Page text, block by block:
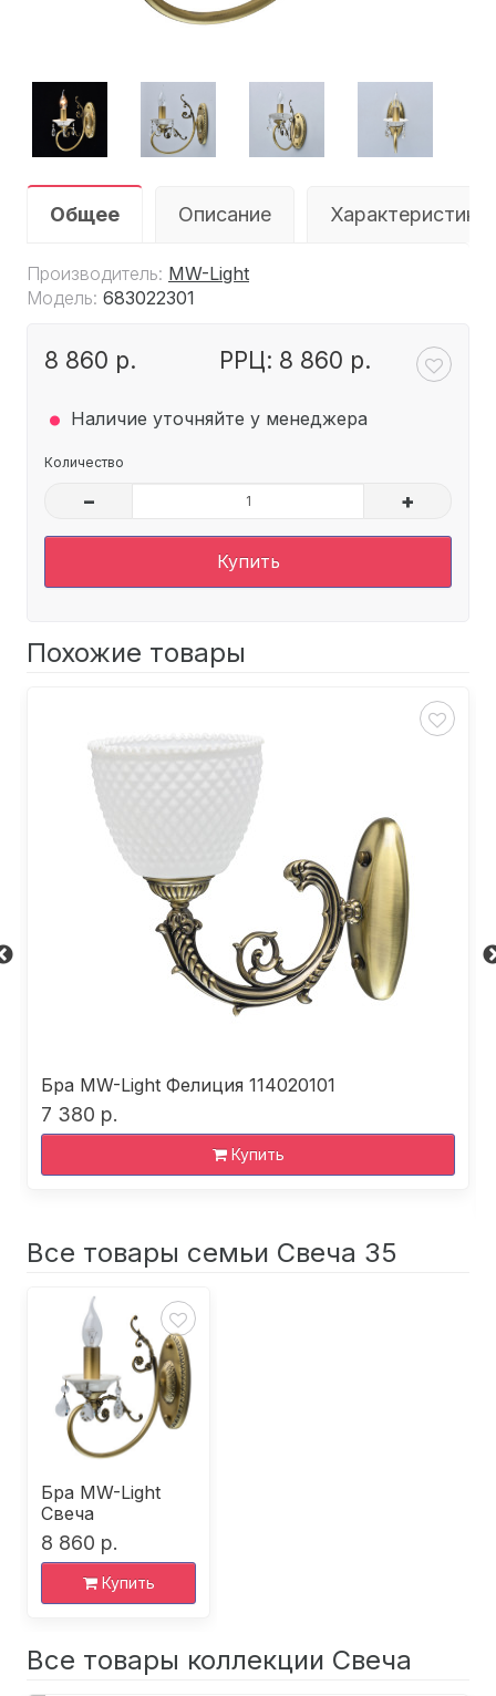
Общее Описание Характеристики
Производитель: MW-Light
Модель: 683022301
8 860 р. РРЦ: 8 860 р.
. Наличие уточняйте у менеджера
Количество
– +
Купить
Похожие товары
Бра MW-Light Фелиция 114020101
7 380 р.
Купить
Все товары семьи Свеча 35
Бра MW-Light
Свеча
8 860 р.
Купить
Все товары коллекции Свеча